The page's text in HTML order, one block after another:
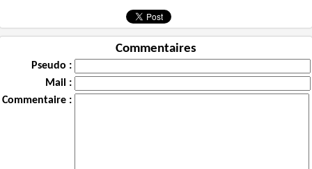
Commentaires
Pseudo :
Mail :
Commentaire :